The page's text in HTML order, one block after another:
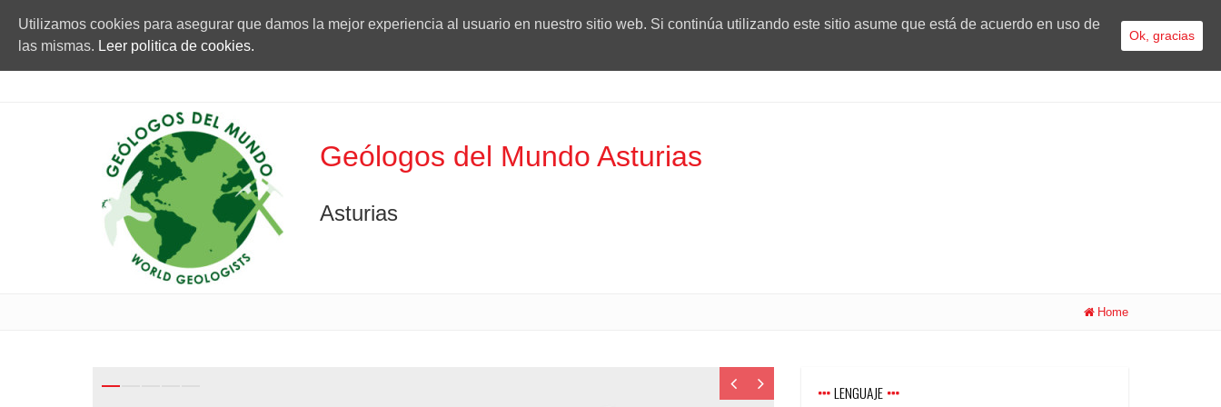
Geólogos del Mundo Asturias
Asturias
Home
LENGUAJE
Utilizamos cookies para asegurar que damos la mejor experiencia al usuario en nuestro sitio web. Si continúa utilizando este sitio asume que está de acuerdo en uso de
las mismas. Leer politica de cookies.
Ok, gracias